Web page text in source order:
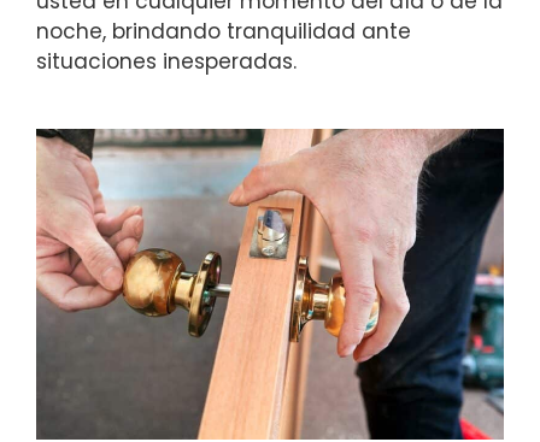
noche, brindando tranquilidad ante
situaciones inesperadas.